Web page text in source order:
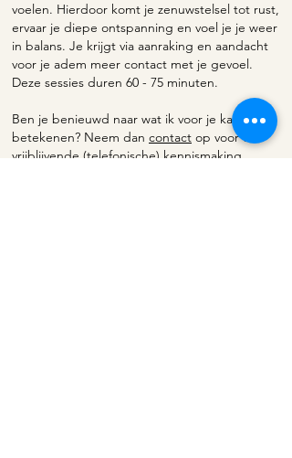
voelen. Hierdoor komt je zenuwstelsel tot rust,
ervaar je diepe ontspanning en voel je je weer
in balans. Je krijgt via aanraking en aandacht
voor je adem meer contact met je gevoel.
Deze sessies duren 60 - 75 minuten.
Ben je benieuwd naar wat ik voor je kan
betekenen? Neem dan contact op voor een
vrijblijvende (telefonische) kennismaking.